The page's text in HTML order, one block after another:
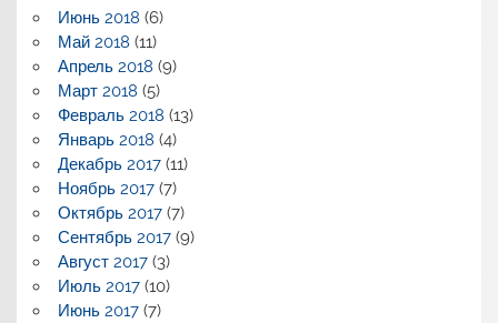
Июнь 2018 (6)
Май 2018 (11)
Апрель 2018 (9)
Март 2018 (5)
Февраль 2018 (13)
Январь 2018 (4)
Декабрь 2017(11)
Ноябрь 2017(7)
Октябрь 2017(7)
Сентябрь 2017(9)
Август 2017(3)
Июль 2017(10)
Июнь 2017(7)